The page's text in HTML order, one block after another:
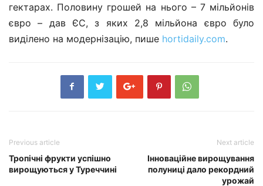
гектарах. Половину грошей на нього – 7 мільйонів
євро – дав ЄС, з яких 2,8 мільйона євро було
виділено на модернізацію, пише hortidaily.com.
Previous article
Тропічні фрукти успішно
вирощуються у Туреччині
Next article
Інноваційне вирощування
полуниці дало рекордний
урожай